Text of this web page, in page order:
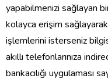
yapabilmenizi sağlayan
kolayca erişim
işlemlerini isterseniz
akıllı telefonlarınıza
bankacılığı uygulaması